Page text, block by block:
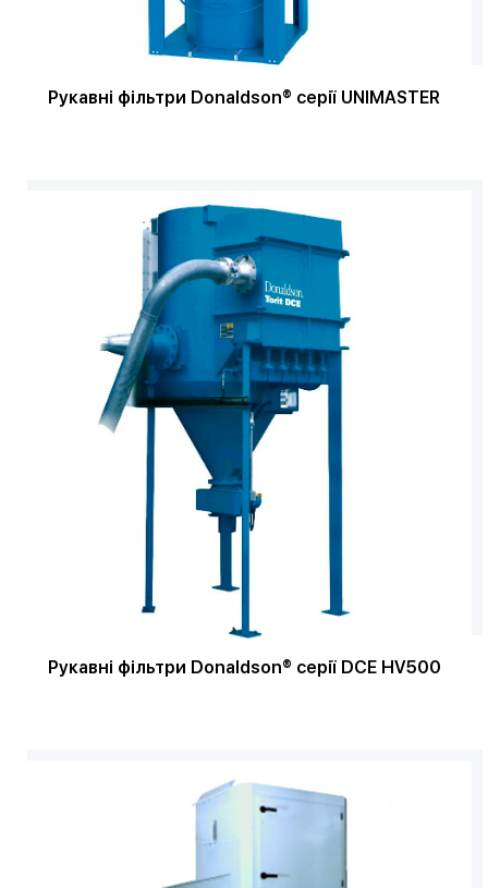
Рукавні фільтри Donaldson® серії UNIMASTER
Рукавні фільтри Donaldson® серії DCE HV500